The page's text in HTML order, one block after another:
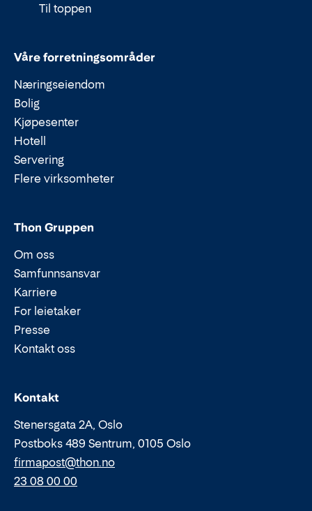
Til toppen
Våre forretningsområder
Næringseiendom
Bolig
Kjøpesenter
Hotell
Servering
Flere virksomheter
Thon Gruppen
Om oss
Samfunnsansvar
Karriere
For leietaker
Presse
Kontakt oss
Kontakt
Stenersgata 2A, Oslo
Postboks 489 Sentrum, 0105 Oslo
Epost:
firmapost@thon.no
Telefon:
23 08 00 00